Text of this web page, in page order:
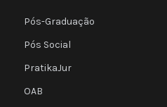
Pós-Graduação
Pós Social
PratikaJur
OAB